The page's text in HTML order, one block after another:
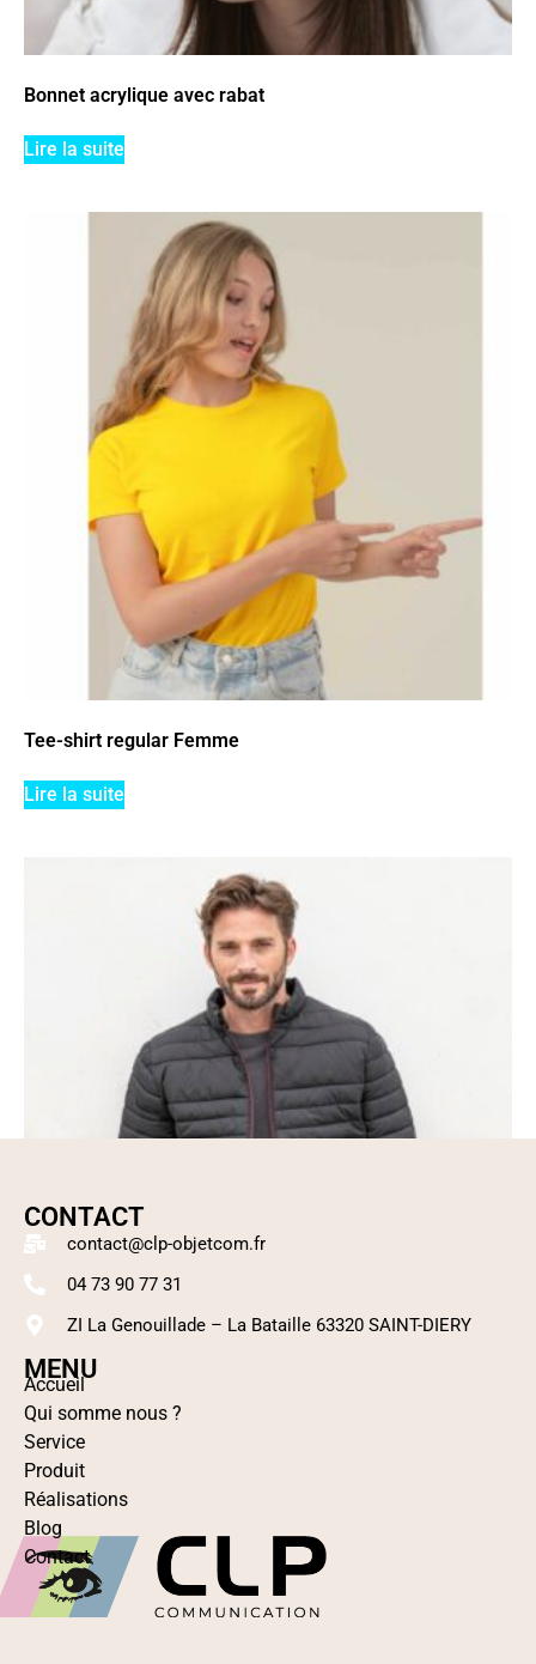
Bonnet acrylique avec rabat
Lire la suite
Tee-shirt regular Femme
Lire la suite
Doudoune Homme
Lire la suite
MENU
Accueil
Qui somme nous ?
Service
Produit
Réalisations
Blog
Contact
CONTACT
contact@clp-objetcom.fr
04 73 90 77 31
ZI La Genouillade – La Bataille 63320 SAINT-DIERY